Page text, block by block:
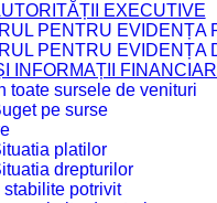
EXECUTIVE
PENTRU EVIDENȚA
PENTRU EVIDENȚA
INFORMAȚII
toate sursele de venituri
pe surse
platilor
drepturilor
potrivit